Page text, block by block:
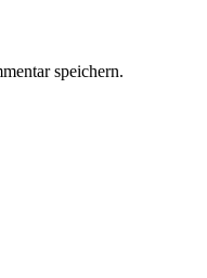
speichern.